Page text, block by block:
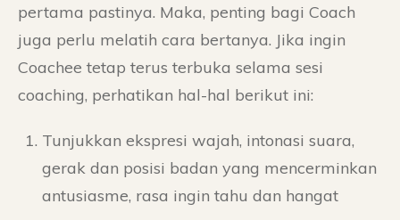
pertama pastinya. Maka, penting bagi Coach
juga perlu melatih cara bertanya. Jika ingin
Coachee tetap terus terbuka selama sesi
coaching, perhatikan hal-hal berikut ini:
Tunjukkan ekspresi wajah, intonasi suara,
gerak dan posisi badan yang mencerminkan
antusiasme, rasa ingin tahu dan hangat